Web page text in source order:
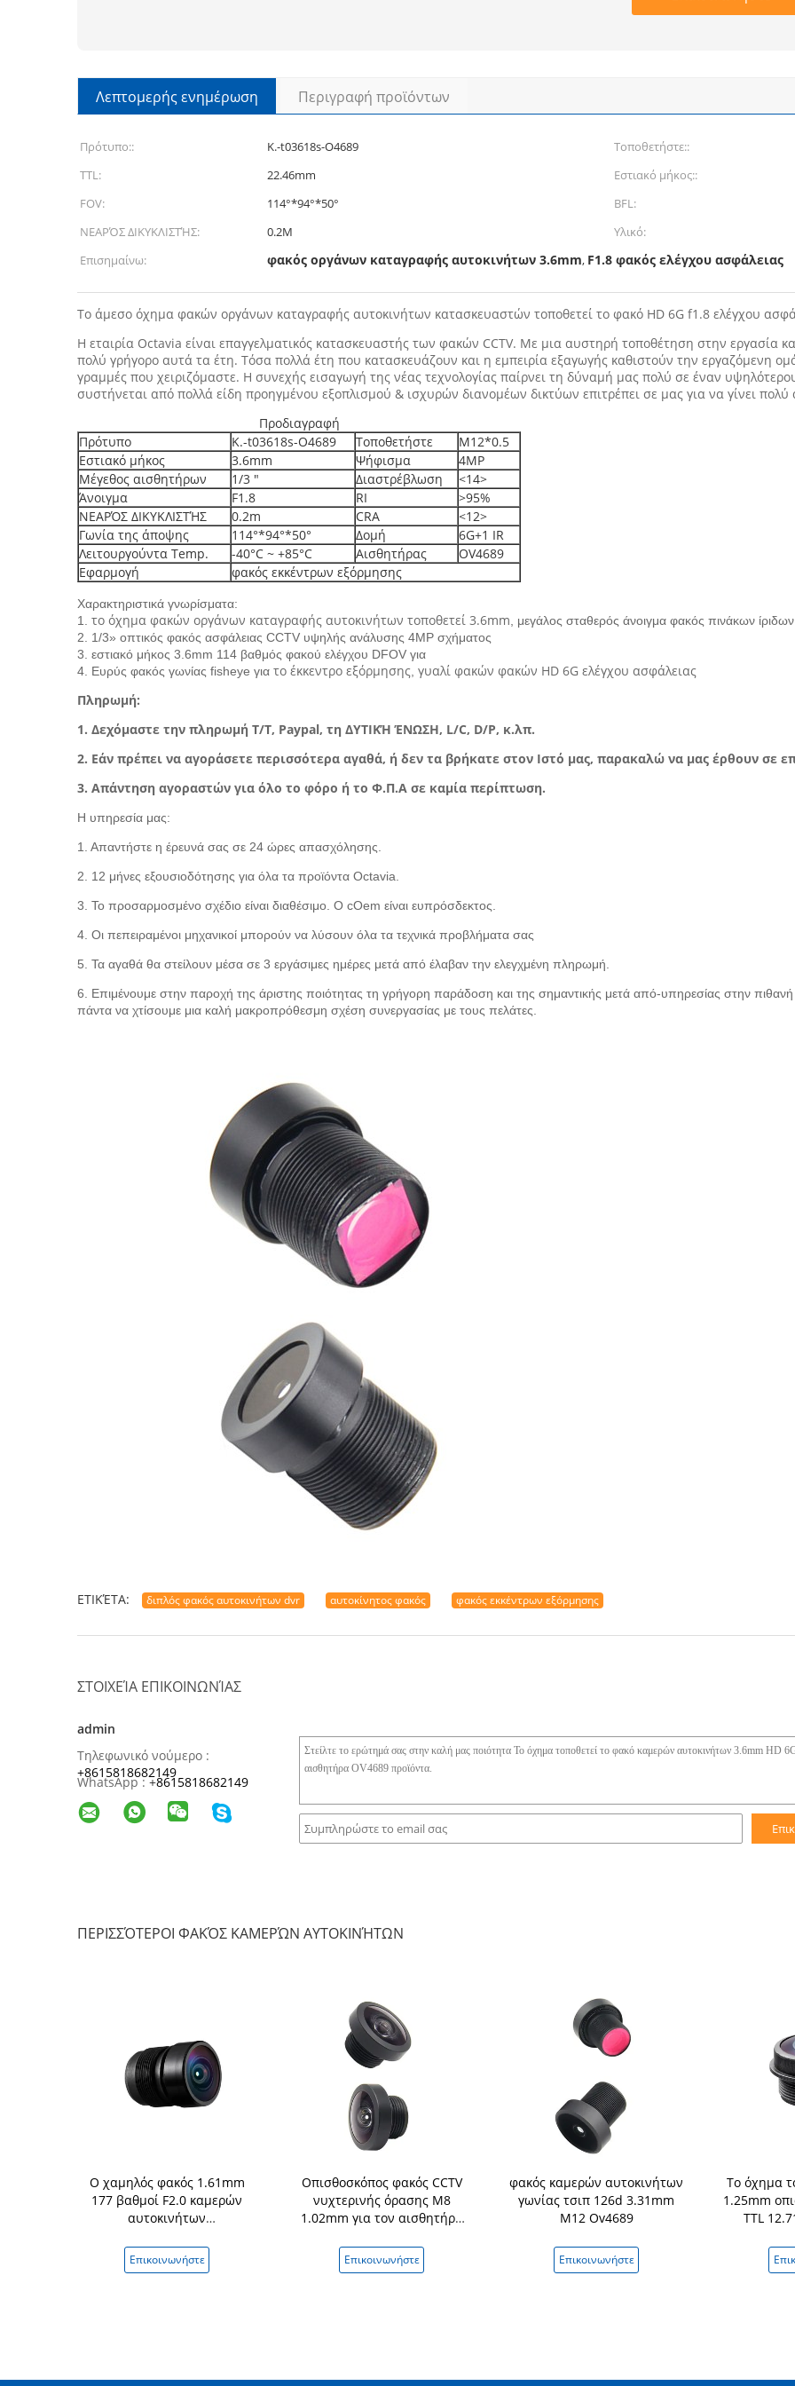
Λεπτομερής ενημέρωση Περιγραφή προϊόντων
Πρότυπο:: Κ.-t03618s-O4689 Τοποθετήστε::
TTL:
22.46mm Εστιακό μήκος::
FOV:
114°*94°*50° BFL:
ΝΕΑΡΌΣ ΔΙΚΥΚΛΙΣΤΉΣ:
0.2M Υλικό:
Επισημαίνω:
φακός οργάνων καταγραφής αυτοκινήτων 3.6mm, F1.8 φακός ελέγχου ασφάλειας
Το άμεσο όχημα φακών οργάνων καταγραφής αυτοκινήτων κατασκευαστών τοποθετεί το φακό HD 6G f1.8 ελέγχου
Η εταιρία Octavia είναι επαγγελματικός κατασκευαστής των φακών CCTV. Με μια αυστηρή τοποθέτηση στην εργασία
πολύ γρήγορο αυτά τα έτη. Τόσα πολλά έτη που κατασκευάζουν και η εμπειρία εξαγωγής καθιστούν την εργαζόμενη
γραμμές που χειριζόμαστε. Η συνεχής εισαγωγή της νέας τεχνολογίας παίρνει τη δύναμή μας πολύ σε έναν
συστήνεται από πολλά είδη προηγμένου εξοπλισμού & ισχυρών διανομέων δικτύων επιτρέπει σε μας για να γίνει πολύ
Προδιαγραφή
Πρότυπο
Κ.-t03618s-O4689 Τοποθετήστε
M12*0.5
Εστιακό μήκος
3.6mm Ψήφισμα
4MP
Μέγεθος αισθητήρων
1/3 " Διαστρέβλωση
<14>
Άνοιγμα
F1.8 RI
>95%
ΝΕΑΡΌΣ ΔΙΚΥΚΛΙΣΤΉΣ
0.2m CRA
<12>
Γωνία της άποψης
114°*94°*50° Δομή
6G+1 IR
Λειτουργούντα Temp.
-40°C ~ +85°C Αισθητήρας
OV4689
Εφαρμογή
φακός εκκέντρων εξόρμησης
Χαρακτηριστικά γνωρίσματα:
1. το όχημα φακών οργάνων καταγραφής αυτοκινήτων τοποθετεί 3.6mm , μεγάλος σταθερός άνοιγμα φακός πινάκων
2. 1/3» οπτικός φακός ασφάλειας CCTV υψηλής ανάλυσης 4MP σχήματος
3. εστιακό μήκος 3.6mm 114 βαθμός φακού ελέγχου DFOV για
4. Ευρύς φακός γωνίας fisheye για το έκκεντρο εξόρμησης γυαλί φακών φακών HD 6G ελέγχου ασφάλειας
Πληρωμή:
1. Δεχόμαστε την πληρωμή T/T, Paypal, τη ΔΥΤΙΚΉ ΈΝΩΣΗ, L/C, D/P, κ.λπ.
2. Εάν πρέπει να αγοράσετε περισσότερα αγαθά, ή δεν τα βρήκατε στον Ιστό μας, παρακαλώ να μας έρθουν σε
3. Απάντηση αγοραστών για όλο το φόρο ή το Φ.Π.Α σε καμία περίπτωση.
Η υπηρεσία μας:
1. Απαντήστε η έρευνά σας σε 24 ώρες απασχόλησης.
2. 12 μήνες εξουσιοδότησης για όλα τα προϊόντα Octavia.
3. Το προσαρμοσμένο σχέδιο είναι διαθέσιμο. Ο cOem είναι ευπρόσδεκτος.
4. Οι πεπειραμένοι μηχανικοί μπορούν να λύσουν όλα τα τεχνικά προβλήματα σας
5. Τα αγαθά θα στείλουν μέσα σε 3 εργάσιμες ημέρες μετά από έλαβαν την ελεγχμένη πληρωμή.
6. Επιμένουμε στην παροχή της άριστης ποιότητας τη γρήγορη παράδοση και της σημαντικής μετά από-υπηρεσίας στην
πάντα να χτίσουμε μια καλή μακροπρόθεσμη σχέση συνεργασίας με τους πελάτες.
ΕΤΙΚΈΤΑ: διπλός φακός αυτοκινήτων dvr αυτοκίνητος φακός φακός εκκέντρων εξόρμησης
ΣΤΟΙΧΕΊΑ ΕΠΙΚΟΙΝΩΝΊΑΣ
admin
Τηλεφωνικό νούμερο :
+8615818682149
WhatsApp :+8615818682149
ΠΕΡΙΣΣΌΤΕΡΟΙ ΦΑΚΌΣ ΚΑΜΕΡΏΝ ΑΥΤΟΚΙΝΉΤΩΝ
Ο χαμηλός φακός 1.61mm
177 βαθμοί F2.0 καμερών
αυτοκινήτων
στεγανοποιεί M12 τοποθετεί
το φακό
Επικοινωνήστε
Οπισθοσκόπος φακός CCTV
νυχτερινής όρασης M8
1.02mm για τον αισθητήρα
Επικοινωνήστε
φακός καμερών αυτοκινήτων
γωνίας τσιπ 126d 3.31mm
M12 Ov4689
Επικοινωνήστε
Το όχημα
1.25mm
TTL